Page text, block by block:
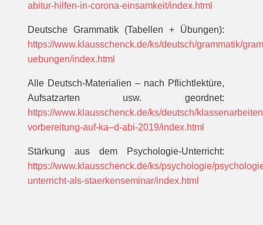
abitur-hilfen-in-corona-einsamkeit/index.html
Deutsche Grammatik (Tabellen + Übungen):
https://www.klausschenck.de/ks/deutsch/grammatik/
uebungen/index.html
Alle Deutsch-Materialien – nach Pflichtlektüre,
Aufsatzarten usw. geordnet:
https://www.klausschenck.de/ks/deutsch/
vorbereitung-auf-ka–d-abi-2019/index.html
Stärkung aus dem Psychologie-Unterricht:
https://www.klausschenck.de/ks/psychologie/
unterricht-als-staerkenseminar/index.html